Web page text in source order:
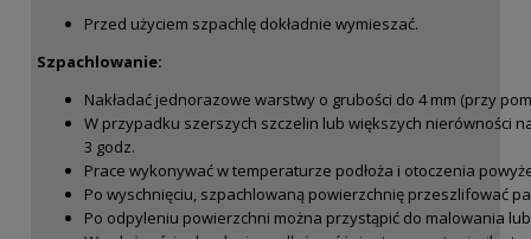
Przed użyciem szpachlę dokładnie wymieszać.
Szpachlowanie:
Nakładać jednorazowe warstwy o grubości do 4 mm (przy
W przypadku szerszych szczelin lub większych nierówności
3 godz.
Prace wykonywać w temperaturze podłoża i otoczenia
Po wyschnięciu, szpachlowaną powierzchnię przeszlifować
Po odpyleniu powierzchni można przystąpić do malowania